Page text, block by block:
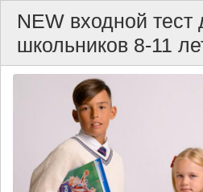
NEW входной тест
школьников 8-11